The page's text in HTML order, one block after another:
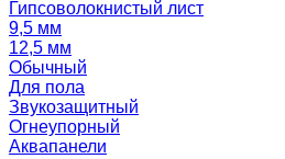
Гипсоволокнистый лист
9,5 мм
12,5 мм
Обычный
Для пола
Звукозащитный
Огнеупорный
Аквапанели